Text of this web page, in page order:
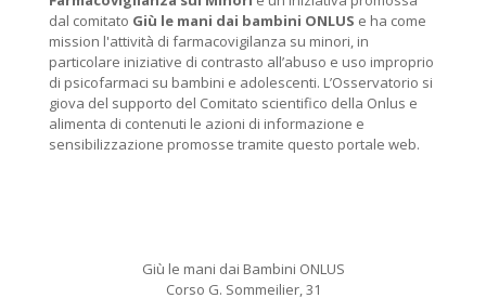
dal comitato Giù le mani dai bambini ONLUS e ha come
mission l'attività di farmacovigilanza su minori, in
particolare iniziative di contrasto all’abuso e uso improprio
di psicofarmaci su bambini e adolescenti. L’Osservatorio si
giova del supporto del Comitato scientifico della Onlus e
alimenta di contenuti le azioni di informazione e
sensibilizzazione promosse tramite questo portale web.
Giù le mani dai Bambini ONLUS
Corso G. Sommeilier, 31